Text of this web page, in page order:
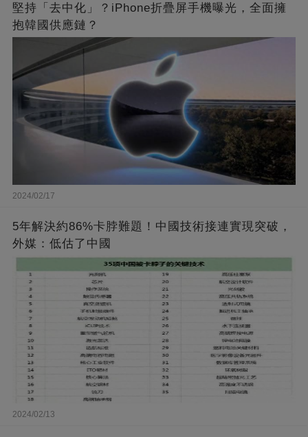
堅持「去中化」？iPhone折疊屏手機曝光，全面擁
抱韓國供應鏈？
2024/02/17
5年解決約86%卡脖難題！中國技術接連實現突破，
外媒：低估了中國
2024/02/13